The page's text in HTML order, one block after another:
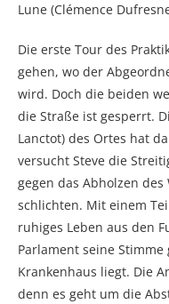
Lune (Clémence
Die erste Tour des
gehen, wo der
wird. Doch die beiden
die Straße ist gesperrt.
Lanctot) des Ortes hat
versucht Steve die
gegen das Abholzen
schlichten. Mit einem
ruhiges Leben aus den
Parlament seine
Krankenhaus liegt. Die
denn es geht um die